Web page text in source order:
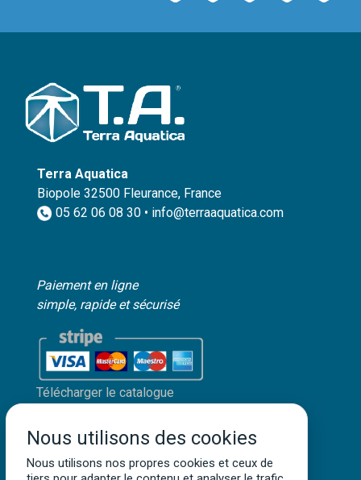
Terra Aquatica
Biopole 32500 Fleurance, France
05 62 06 08 30 • info@terraaquatica.com
Paiement en ligne
simple, rapide et sécurisé
Télécharger le catalogue
Mentions légales
Politique de confidentialité
Nous utilisons des cookies
Nous utilisons nos propres cookies et ceux de